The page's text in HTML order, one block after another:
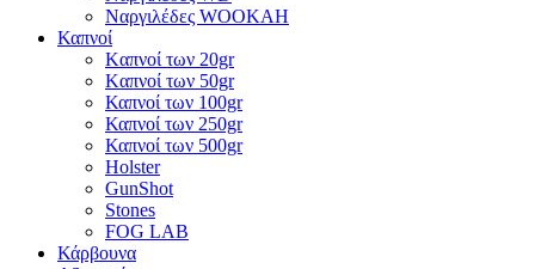
Ναργιλέδες WOOKAH
Καπνοί
Kαπνοί των 20gr
Kαπνοί των 50gr
Καπνοί των 100gr
Καπνοί των 250gr
Καπνοί των 500gr
Holster
GunShot
Stones
FOG LAB
Κάρβουνα